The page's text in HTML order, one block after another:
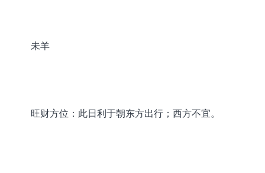
未羊
旺财方位：此日利于朝东方出行；西方不宜。